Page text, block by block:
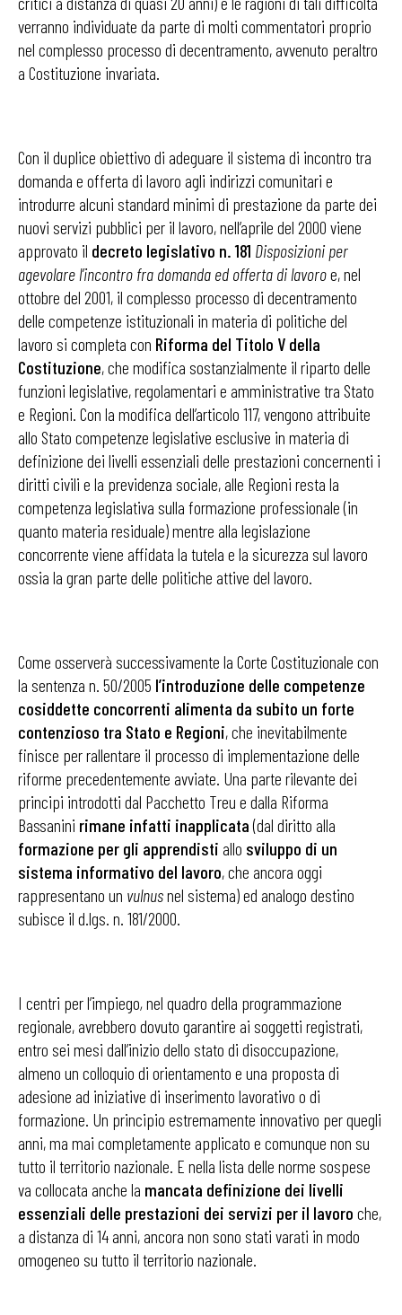
verranno individuate da parte di molti commentatori proprio
nel complesso processo di decentramento, avvenuto peraltro
a Costituzione invariata.
Con il duplice obiettivo di adeguare il sistema di incontro tra
domanda e offerta di lavoro agli indirizzi comunitari e
introdurre alcuni standard minimi di prestazione da parte dei
nuovi servizi pubblici per il lavoro, nell’aprile del 2000 viene
approvato il decreto legislativo n. 181 Disposizioni per
agevolare l’incontro fra domanda ed offerta di lavoroe, nel
ottobre del 2001, il complesso processo di decentramento
delle competenze istituzionali in materia di politiche del
lavoro si completa con Riforma del Titolo V della
Costituzione, che modifica sostanzialmente il riparto delle
funzioni legislative, regolamentari e amministrative tra Stato
e Regioni. Con la modifica dell’articolo 117, vengono attribuite
allo Stato competenze legislative esclusive in materia di
definizione dei livelli essenziali delle prestazioni concernenti i
diritti civili e la previdenza sociale, alle Regioni resta la
competenza legislativa sulla formazione professionale (in
quanto materia residuale) mentre alla legislazione
concorrente viene affidata la tutela e la sicurezza sul lavoro
ossia la gran parte delle politiche attive del lavoro.
Come osserverà successivamente la Corte Costituzionale con
la sentenza n. 50/2005 l’introduzione delle competenze
cosiddette concorrenti alimenta da subito un forte
contenzioso tra Stato e Regioni, che inevitabilmente
finisce per rallentare il processo di implementazione delle
riforme precedentemente avviate. Una parte rilevante dei
principi introdotti dal Pacchetto Treu e dalla Riforma
Bassanini rimane infatti inapplicata(dal diritto alla
formazione per gli apprendisti allo sviluppo di un
sistema informativo del lavoro, che ancora oggi
rappresentano un vulnusnel sistema) ed analogo destino
subisce il d.lgs. n. 181/2000.
I centri per l’impiego,nel quadro della programmazione
regionale, avrebbero dovuto garantire ai soggetti registrati,
entro sei mesi dall’inizio dello stato di disoccupazione,
almeno un colloquio di orientamento e una proposta di
adesione ad iniziative di inserimento lavorativo o di
formazione. Un principio estremamente innovativo per quegli
anni, ma mai completamente applicato e comunque non su
tutto il territorio nazionale. E nella lista delle norme sospese
va collocata anche la mancata definizione dei livelli
essenziali delle prestazioni dei servizi per il lavoro che,
a distanza di 14 anni, ancora non sono stati varati in modo
omogeneo su tutto il territorio nazionale.